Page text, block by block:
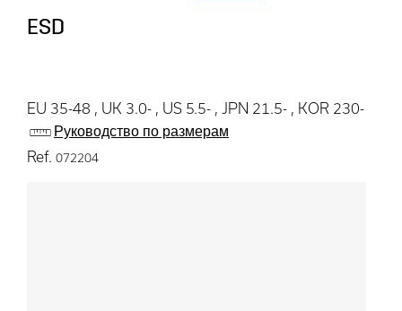
ESD
EU 35-48 , UK 3.0- , US 5.5- , JPN 21.5- , KOR 230-
Руководство по размерам
Ref. 072204